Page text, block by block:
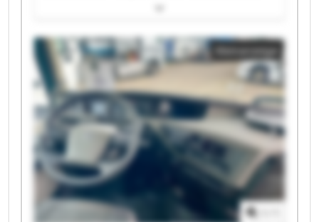
GmbH - Stapler-Service Matthias Schmidt GmbH -
Service Matthias Schmidt GmbH - Stapler-Service
Matthias Schmidt GmbH - Stapler-Service Matthias
Schmidt GmbH - Stapler-Service Matthias Schmidt
GmbH - Stapler-Service Matthias Schmidt GmbH -
Stapler-Service Matthias Schmidt GmbH - Stapler-
Service Matthias Schmidt GmbH - Stapler-Service
Matthias Schmidt GmbH - Stapler-Service Matthias
Schmidt GmbH - Stapler-Service Matthias Schmidt
GmbH - Stapler-Service Matthias Schmidt GmbH -
Stapler-Service Matthias Schmidt GmbH - Stapler-
Service Matthias Schmidt GmbH - Stapler-Service
Matthias Schmidt GmbH - Stapler-Service Matthias
Schmidt GmbH - Stapler-Service
Kleinanzeige